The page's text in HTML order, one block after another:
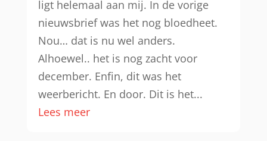
ligt helemaal aan mij. In de vorige
nieuwsbrief was het nog bloedheet.
Nou… dat is nu wel anders.
Alhoewel.. het is nog zacht voor
december. Enfin, dit was het
weerbericht. En door. Dit is het...
Lees meer